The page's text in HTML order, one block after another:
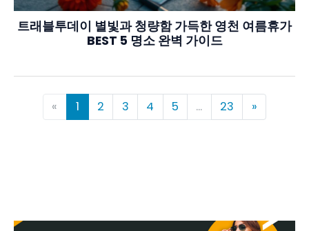
트래블투데이 별빛과 청량함 가득한 영천 여름휴가
BEST 5 명소 완벽 가이드
« 1 2 3 4 5 ... 23 »